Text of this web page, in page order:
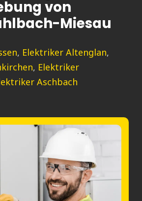
von
Miesau
, Elektriker Altenglan,
, Elektriker
Aschbach